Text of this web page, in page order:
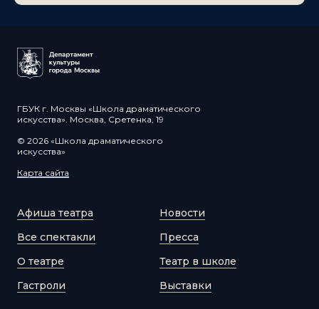
ГБУК г. Москвы «Школа драматического
искусства». Москва, Сретенка, 19
© 2026 «Школа драматического
искусства»
Карта сайта
Афиша театра
Все спектакли
О театре
Гастроли
Новости
Пресса
Театр в школе
Выставки